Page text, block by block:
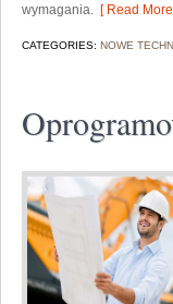
wymagania. [ Read
CATEGORIES: NOWE